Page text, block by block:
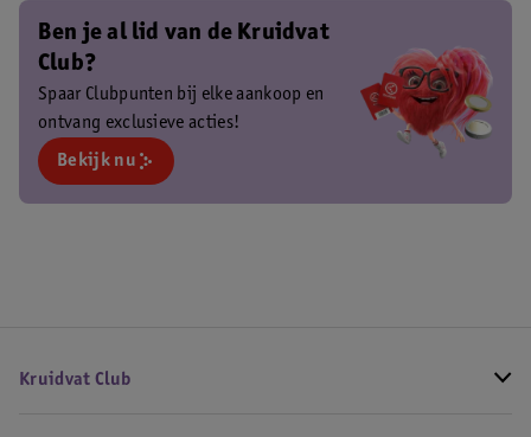
Ben je al lid van de Kruidvat
Club?
Spaar Clubpunten bij elke aankoop en
ontvang exclusieve acties!
Bekijk nu
Kruidvat Club